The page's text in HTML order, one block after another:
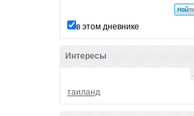
в этом дневнике
Интересы
таиланд